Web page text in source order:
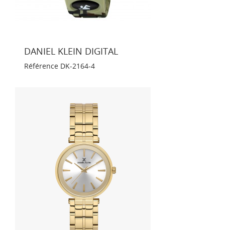
DANIEL KLEIN DIGITAL
Référence DK-2164-4